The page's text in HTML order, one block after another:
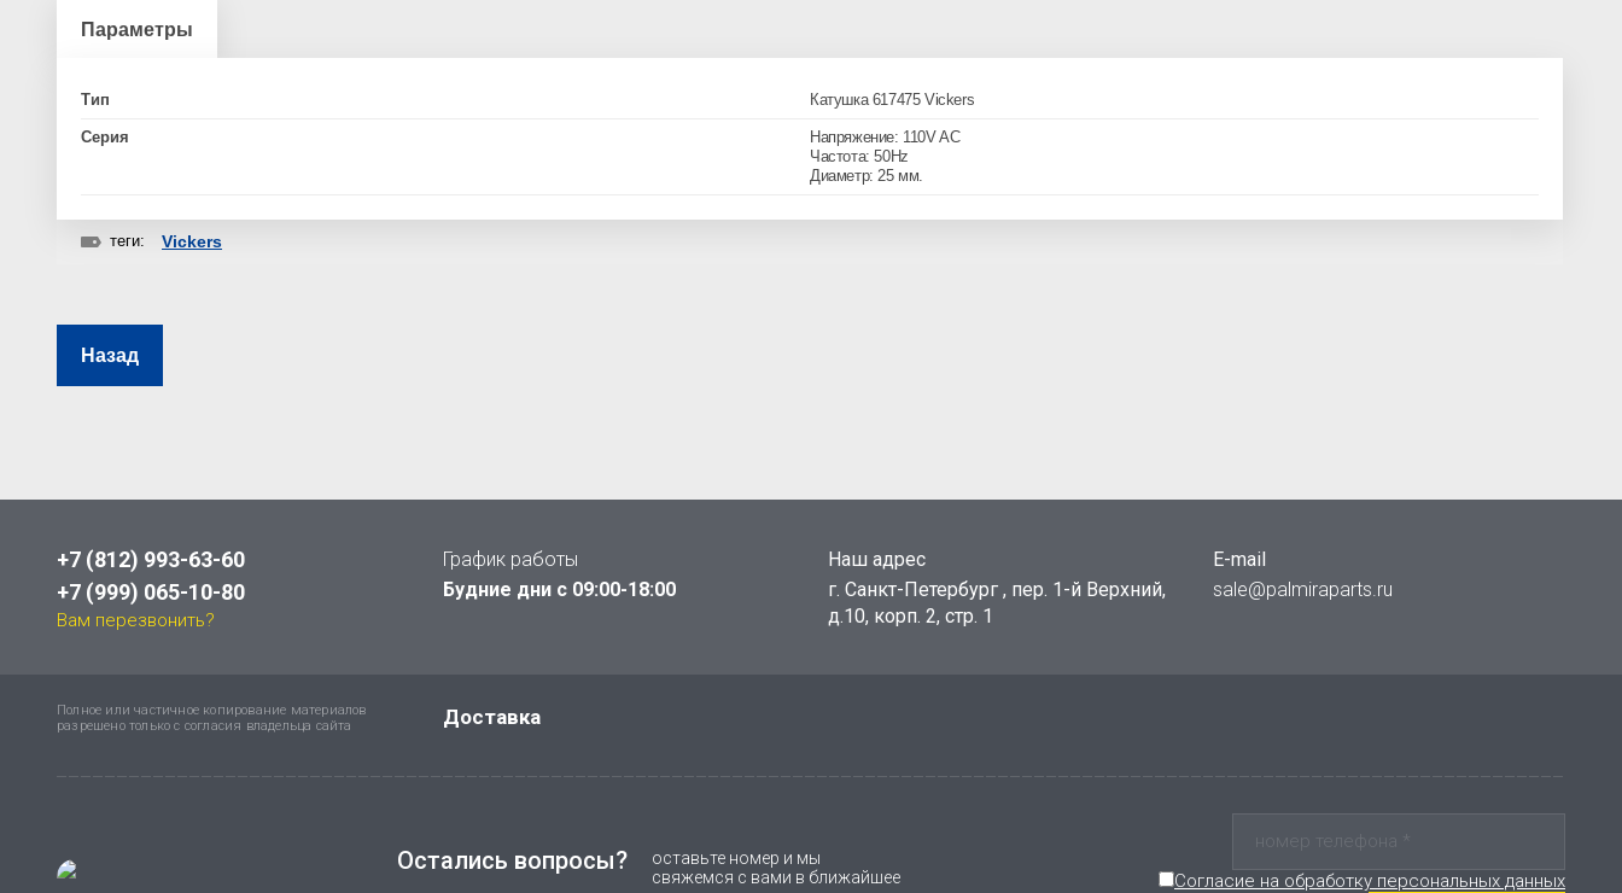
Параметры
Тип Катушка 617475 Vickers
Серия
Напряжение: 110V AC
Частота: 50Hz
Диаметр: 25 мм.
теги: Vickers
Назад
+7 (812) 993-63-60
+7 (999) 065-10-80
Вам перезвонить?
График работы
Будние дни с 09:00-18:00
Наш адрес
г. Санкт-Петербург , пер. 1-й Верхний,
д.10, корп. 2, стр. 1
E-mail
sale@palmiraparts.ru
Полное или частичное копирование материалов
разрешено только с согласия владельца сайта
Доставка
Остались вопросы?
оставьте номер и мы
свяжемся с вами в ближайшее
Согласие на обработку персональных данных